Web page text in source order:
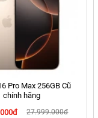
Pro Max 256GB Cũ
chính hãng
27.999.000đ